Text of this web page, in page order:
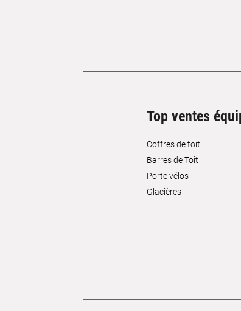
Top ventes
Coffres de toit
Barres de Toit
Porte vélos
Glacières